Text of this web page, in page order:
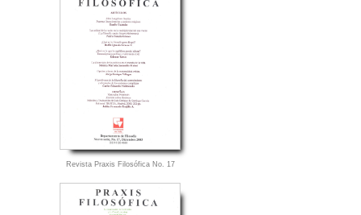
Revista Praxis Filosófica No. 17